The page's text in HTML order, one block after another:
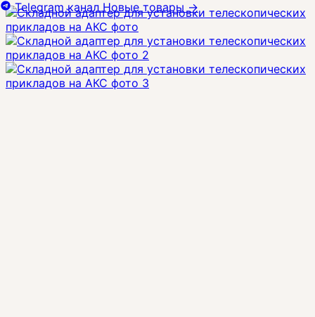
Telegram канал Новые товары→